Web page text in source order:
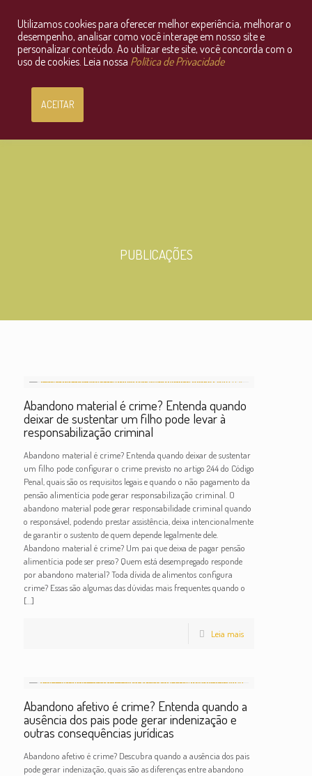
Consultoria Jurídica OnLine
PUBLICAÇÕES
Abandono material é crime? Entenda quando
deixar de sustentar um filho pode levar à
responsabilização criminal
Abandono material é crime? Entenda quando deixar de sustentar
um filho pode configurar o crime previsto no artigo 244 do Código
Penal, quais são os requisitos legais e quando o não pagamento da
pensão alimentícia pode gerar responsabilização criminal. O
abandono material pode gerar responsabilidade criminal quando
o responsável, podendo prestar assistência, deixa intencionalmente
de garantir o sustento de quem depende legalmente dele.
Abandono material é crime? Um pai que deixa de pagar pensão
alimentícia pode ser preso? Quem está desempregado responde
por abandono material? Toda dívida de alimentos configura
crime? Essas são algumas das dúvidas mais frequentes quando o
[…]
Leia mais
Abandono afetivo é crime? Entenda quando a
ausência dos pais pode gerar indenização e
outras consequências jurídicas
Abandono afetivo é crime? Descubra quando a ausência dos pais
pode gerar indenização, quais são as diferenças entre abandono
Utilizamos cookies para oferecer melhor experiência, melhorar o
desempenho, analisar como você interage em nosso site e
personalizar conteúdo. Ao utilizar este site, você concorda com o
uso de cookies. Leia nossa Política de Privacidade
ACEITAR